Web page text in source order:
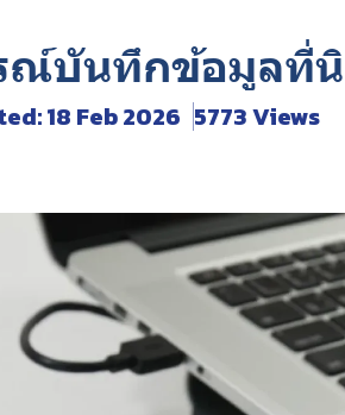
ณ์บันทึกข้อมูลที่
18 Feb 2026 5773 Views